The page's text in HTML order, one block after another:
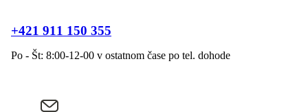
+421 911 150 355
Po - Št: 8:00-12-00 v ostatnom čase po tel. dohode